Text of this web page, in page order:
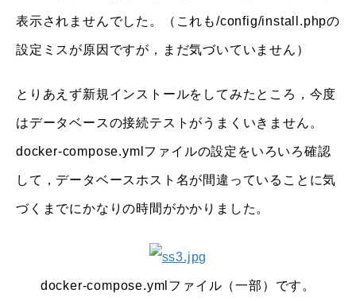
表示されませんでした。（これも/config/install.phpの
設定ミスが原因ですが，まだ気づいていません）
とりあえず新規インストールをしてみたところ，今度
はデータベースの接続テストがうまくいきません。
docker-compose.ymlファイルの設定をいろいろ確認
して，データベースホスト名が間違っていることに気
づくまでにかなりの時間がかかりました。
docker-compose.ymlファイル（一部）です。